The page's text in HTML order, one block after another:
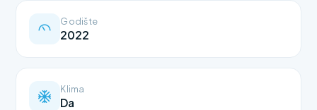
Godište
2022
Klima
Da